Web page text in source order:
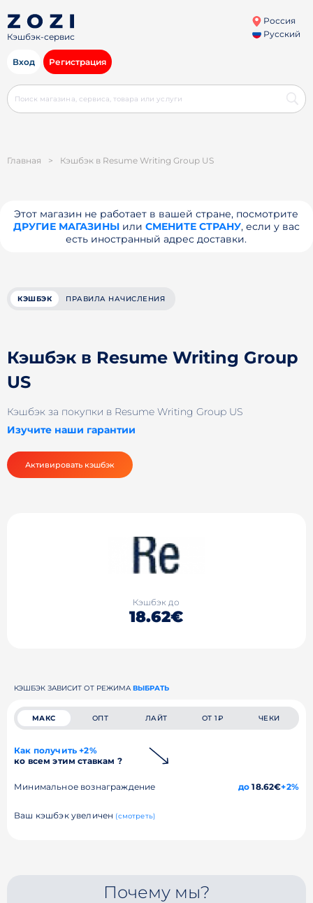
Кэшбэк-сервис
Россия
Русский
Вход Регистрация
Главная > Кэшбэк в Resume Writing Group US
Этот магазин не работает в вашей стране, посмотрите
ДРУГИЕ МАГАЗИНЫили СМЕНИТЕ СТРАНУ, если у вас
есть иностранный адрес доставки.
КЭШБЭК ПРАВИЛА НАЧИСЛЕНИЯ
Кэшбэк в Resume Writing Group
US
Кэшбэк за покупки в Resume Writing Group US
Изучите наши гарантии
Активировать кэшбэк
Кэшбэк до
18.62€
КЭШБЭК ЗАВИСИТ ОТ РЕЖИМА ВЫБРАТЬ
МАКС ОПТ ЛАЙТ ОТ 1₽ ЧЕКИ
Как получить +2%
ко всем этим ставкам ?
Минимальное вознаграждение до 18.62€+2%
Ваш кэшбэк увеличен (смотреть)
Почему мы?